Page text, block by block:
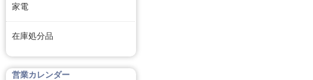
家電
在庫処分品
営業カレンダー